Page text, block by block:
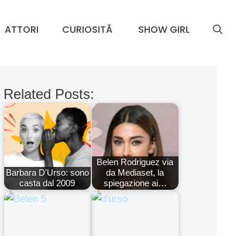
ATTORI CURIOSITÃ SHOW GIRL
Related Posts:
Barbara D'Urso: sono
casta dal 2009
Belen Rodriguez via
da Mediaset, la
spiegazione ai…